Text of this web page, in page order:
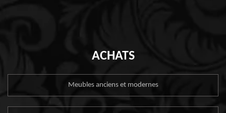
ACHATS
Meubles anciens et modernes